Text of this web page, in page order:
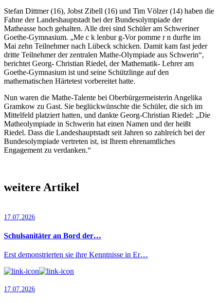
Stefan Dittmer (16), Jobst Zibell (16) und Tim Völzer (14) haben die
Fahne der Landeshauptstadt bei der Bundesolympiade der
Matheasse hoch gehalten. Alle drei sind Schüler am Schweriner
Goethe-Gymnasium. „Me c k lenbur g-Vor pomme r n durfte im
Mai zehn Teilnehmer nach Lübeck schicken. Damit kam fast jeder
dritte Teilnehmer der zentralen Mathe-Olympiade aus Schwerin“,
berichtet Georg- Christian Riedel, der Mathematik- Lehrer am
Goethe-Gymnasium ist und seine Schützlinge auf den
mathematischen Härtetest vorbereitet hatte.
Nun waren die Mathe-Talente bei Oberbürgermeisterin Angelika
Gramkow zu Gast. Sie beglückwünschte die Schüler, die sich im
Mittelfeld platziert hatten, und dankte Georg-Christian Riedel: „Die
Matheolympiade in Schwerin hat einen Namen und der heißt
Riedel. Dass die Landeshauptstadt seit Jahren so zahlreich bei der
Bundesolympiade vertreten ist, ist Ihrem ehrenamtliches
Engagement zu verdanken.“
weitere Artikel
17.07.2026
Schulsanitäter an Bord der…
Erst demonstrierten sie ihre Kenntnisse in Er…
17.07.2026